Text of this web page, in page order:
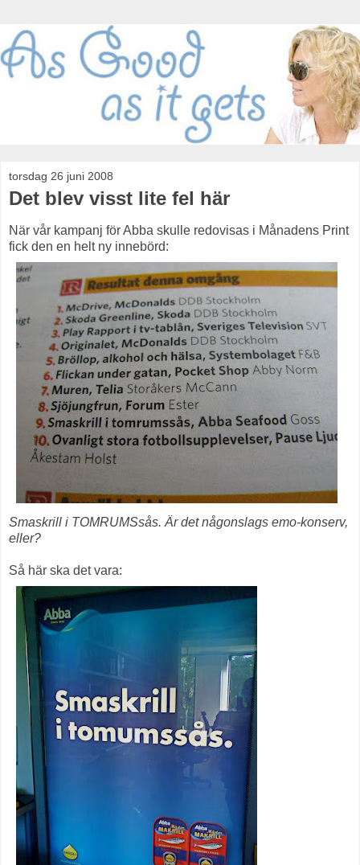
torsdag 26 juni 2008
Det blev visst lite fel här
När vår kampanj för Abba skulle redovisas i Månadens Print
fick den en helt ny innebörd:
Smaskrill i TOMRUMSsås. Är det någonslags emo-konserv,
eller?
Så här ska det vara: